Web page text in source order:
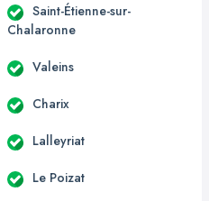
Saint-Étienne-sur-
Chalaronne
Valeins
Charix
Lalleyriat
Le Poizat